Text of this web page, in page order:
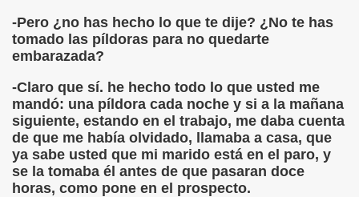
-Pero ¿no has hecho lo que te dije? ¿No te has
tomado las píldoras para no quedarte
embarazada?
-Claro que sí. he hecho todo lo que usted me
mandó: una píldora cada noche y si a la mañana
siguiente, estando en el trabajo, me daba cuenta
de que me había olvidado, llamaba a casa, que
ya sabe usted que mi marido está en el paro, y
se la tomaba él antes de que pasaran doce
horas, como pone en el prospecto.